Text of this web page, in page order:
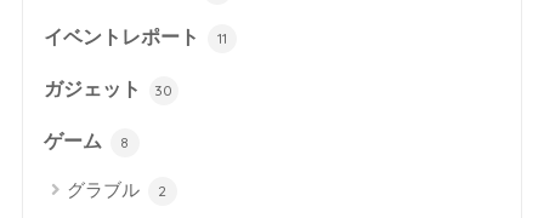
イベントレポート 11
ガジェット 30
ゲーム 8
グラブル 2